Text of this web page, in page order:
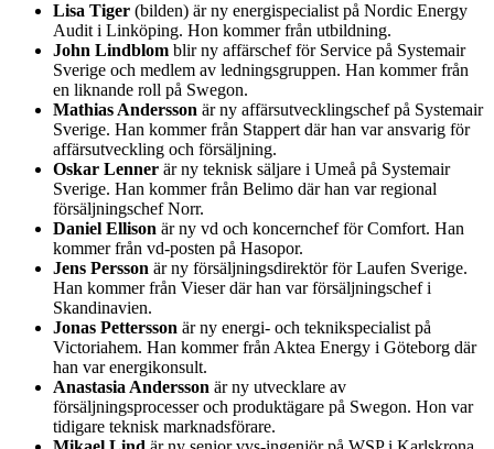
Lisa Tiger (bilden) är ny energispecialist på Nordic Energy
Audit i Linköping. Hon kommer från utbildning.
John Lindblom blir ny affärschef för Service på Systemair
Sverige och medlem av ledningsgruppen. Han kommer från
en liknande roll på Swegon.
Mathias Andersson är ny affärsutvecklingschef på Systemair
Sverige. Han kommer från Stappert där han var ansvarig för
affärsutveckling och försäljning.
Oskar Lenner är ny teknisk säljare i Umeå på Systemair
Sverige. Han kommer från Belimo där han var regional
försäljningschef Norr.
Daniel Ellison är ny vd och koncernchef för Comfort. Han
kommer från vd-posten på Hasopor.
Jens Persson är ny försäljningsdirektör för Laufen Sverige.
Han kommer från Vieser där han var försäljningschef i
Skandinavien.
Jonas Pettersson är ny energi- och teknikspecialist på
Victoriahem. Han kommer från Aktea Energy i Göteborg där
han var energikonsult.
Anastasia Andersson är ny utvecklare av
försäljningsprocesser och produktägare på Swegon. Hon var
tidigare teknisk marknadsförare.